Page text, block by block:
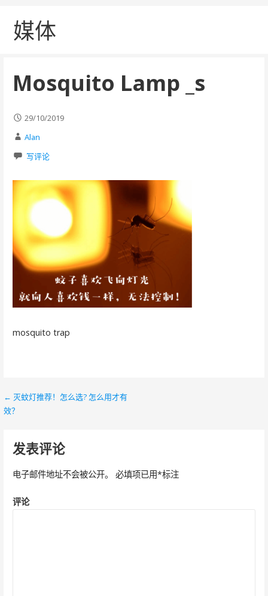
媒体
Mosquito Lamp _s
29/10/2019
Alan
写评论
mosquito trap
文
导
航
← 灭蚊灯推荐！怎么选? 怎么用才有
效？
发表评论
电子邮件地址不会被公开。 必填项已用*标注
评论